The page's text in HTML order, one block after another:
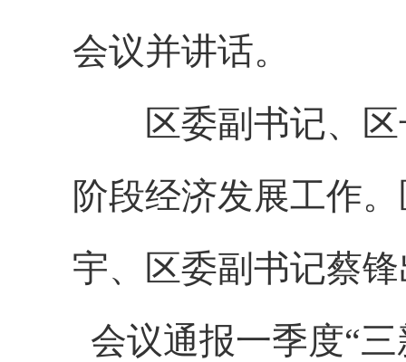
会议并讲话。
区委副书记、
阶段经济发展工作
宇、区委副书记蔡
会议通报一季度“